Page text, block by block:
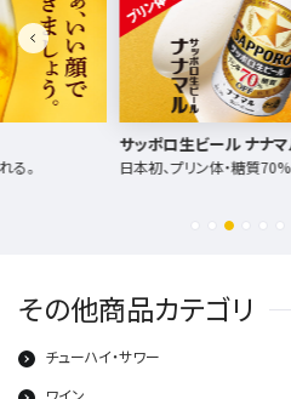
の生ビール！
サッポロ GOLD STAR
うまい、どこまでも。
その他商品カテゴリ
チューハイ・サワー